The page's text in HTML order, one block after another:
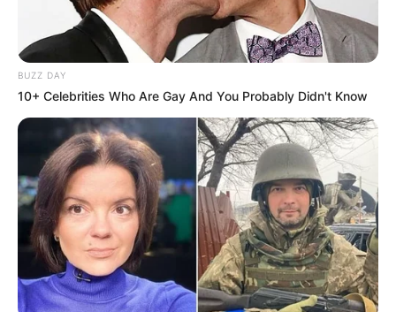
ПОЛІТИКА
Через COVID Рада працюватиме
BUZZ DAY
10+ Celebrities Who Are Gay And You Probably Didn't Know